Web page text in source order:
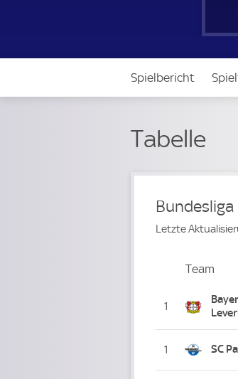
Spielbericht
Tabelle
Bundesliga
Letzte
PlatzTeam
1
1 SC